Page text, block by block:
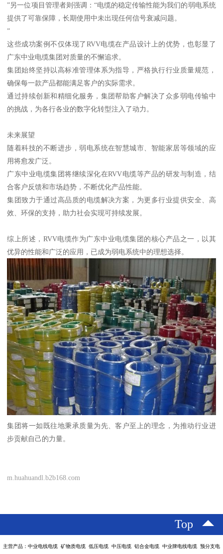
”另一位项目管理者则强调：“电缆的稳定传输性能为我们的弱电系统
提供了可靠保障，长期使用中未出现任何信号衰减问题。
”
这些成功案例不仅体现了RVV电缆在产品设计上的优势，也彰显了
广东中业电缆集团对质量的不懈追求。
集团始终坚持以高标准管理体系为指导，严格执行行业质量规范，
确保每一款产品都能满足客户的实际需求。
通过持续创新和精细化服务，集团帮助客户解决了众多弱电传输中
的挑战，为各行各业的数字化转型注入了动力。
未来展望
随着科技的不断进步，弱电系统在智慧城市、智能家居等领域的应
用将愈发广泛。
广东中业电缆集团将继续深化在RVV电缆等产品的研发与制造，结
合客户反馈和市场趋势，不断优化产品性能。
集团致力于通过高品质的电缆解决方案，为更多行业提供安全、高
效、环保的支持，助力社会实现可持续发展。
综上所述，RVV电缆作为广东中业电缆集团的核心产品之一，以其
优异的性能和广泛的应用，已成为弱电系统中的理想选择。
集团将一如既往地秉承质量为先、客户至上的理念，为推动行业进
步贡献自己的力量。
m.huahuandl.b2b168.com
Top
主营产品：中业电线电缆 矿物质电缆 低压电缆 中压电缆 铝合金电缆 中业牌电线电缆 预分支电